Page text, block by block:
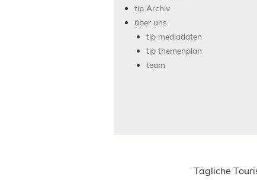
tip Archiv
über uns
tip mediadaten
tip themenplan
team
Tägliche